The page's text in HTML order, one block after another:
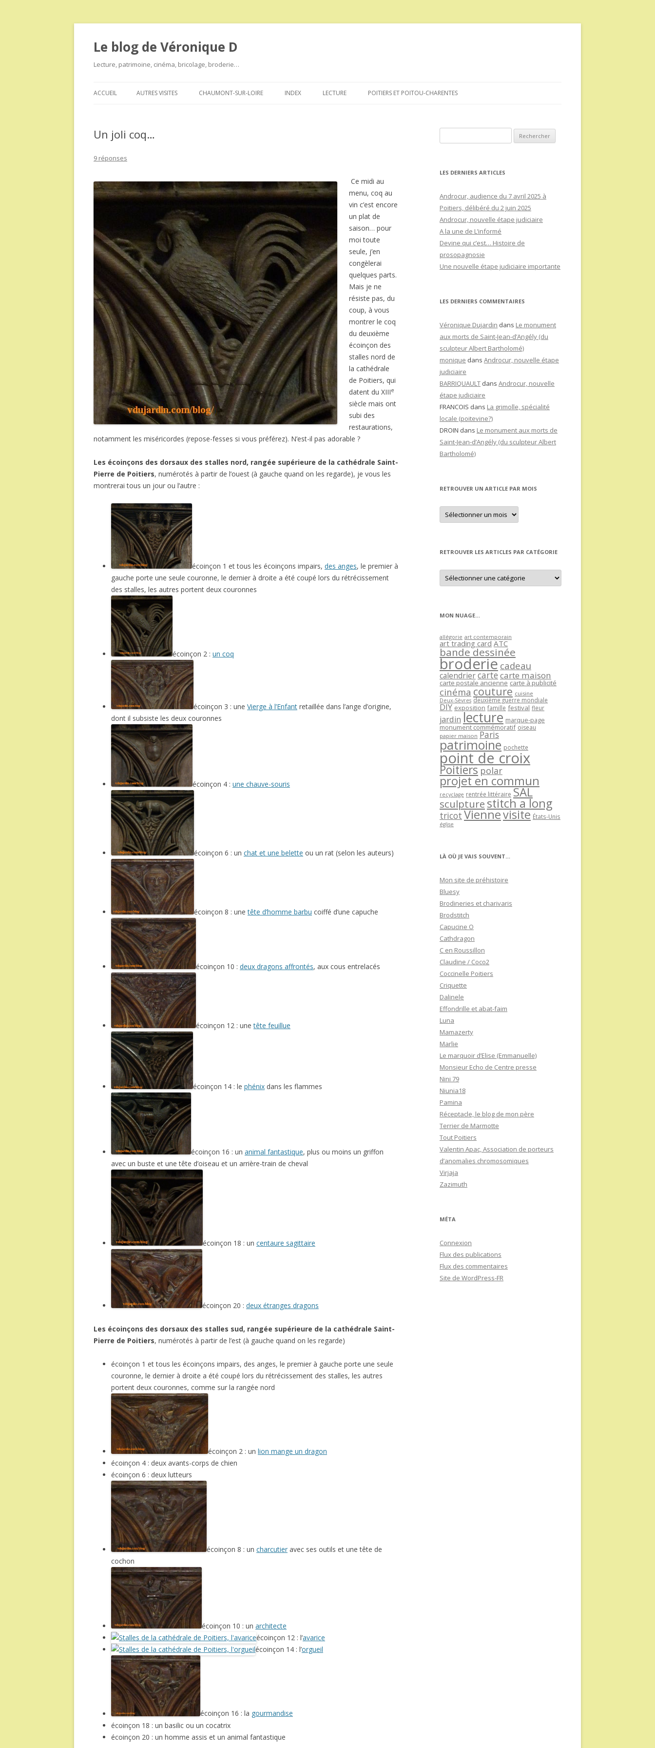
Le blog de Véronique D
Lecture, patrimoine, cinéma, bricolage, broderie…
au
ACCUEIL AUTRES VISITES CHAUMONT-SUR-LOIRE INDEX LECTURE POITIERS ET POITOU-CHARENTES
Un joli coq…
9 réponses
Ce midi au
menu, coq au
vin c’est encore
un plat de
saison… pour
moi toute
seule, j’en
congèlerai
quelques parts.
Mais je ne
résiste pas, du
coup, à vous
montrer le coq
du deuxième
écoinçon des
stalles nord de
la cathédrale
de Poitiers, qui
datent du XIIIe
siècle mais ont
subi des
restaurations,
notamment les miséricordes (repose-fesses si vous préférez). N’est-il pas adorable ?
Les écoinçons des dorsaux des stalles nord, rangée supérieure de la cathédrale Saint-
Pierre de Poitiers, numérotés à partir de l’ouest (à gauche quand on les regarde), je vous les
montrerai tous un jour ou l’autre :
écoinçon 1 et tous les écoinçons impairs, des anges, le premier à
gauche porte une seule couronne, le dernier à droite a été coupé lors du rétrécissement
des stalles, les autres portent deux couronnes
écoinçon 2 : un coq
écoinçon 3 : une Vierge à l’Enfant retaillée dans l’ange d’origine,
dont il subsiste les deux couronnes
écoinçon 4 : une chauve-souris
écoinçon 6 : un chat et une belette ou un rat (selon les auteurs)
écoinçon 8 : unetête d’homme barbu coiffé d’une capuche
écoinçon 10 : deux dragons affrontés, aux cous entrelacés
écoinçon 12 : unetête feuillue
écoinçon 14 : le phénix dans les flammes
écoinçon 16 : un animal fantastique, plus ou moins un griffon
avec un buste et une tête d’oiseau et un arrière-train de cheval
écoinçon 18 : un centaure sagittaire
écoinçon 20 : deux étranges dragons
Les écoinçons des dorsaux des stalles sud, rangée supérieure de la cathédrale Saint-
Pierre de Poitiers, numérotés à partir de l’est (à gauche quand on les regarde)
écoinçon 1 et tous les écoinçons impairs, des anges, le premier à gauche porte une seule
couronne, le dernier à droite a été coupé lors du rétrécissement des stalles, les autres
portent deux couronnes, comme sur la rangée nord
écoinçon 2 : un lion mange un dragon
écoinçon 4 : deux avants-corps de chien
écoinçon 6 : deux lutteurs
écoinçon 8 : un charcutier avec ses outils et une tête de
cochon
écoinçon 10 : un architecte
écoinçon 12 : l’avarice
écoinçon 14 : l’orgueil
écoinçon 16 : la gourmandise
écoinçon 18 : un basilic ou un cocatrix
écoinçon 20 : un homme assis et un animal fantastique
LES DERNIERS ARTICLES
Androcur, audience du 7 avril 2025 à
Poitiers, délibéré du 2 juin 2025
Androcur, nouvelle étape judiciaire
A la une de L’informé
Devine qui c’est… Histoire de
prosopagnosie
Une nouvelle étape judiciaire importante
LES DERNIERS COMMENTAIRES
Véronique Dujardin dans Le monument
aux morts de Saint-Jean-d’Angély (du
sculpteur Albert Bartholomé)
monique dans Androcur, nouvelle étape
judiciaire
BARRIQUAULT dans Androcur, nouvelle
étape judiciaire
FRANCOIS dans La grimolle, spécialité
locale (poitevine?)
DROIN dans Le monument aux morts de
Saint-Jean-d’Angély (du sculpteur Albert
Bartholomé)
RETROUVER UN ARTICLE PAR MOIS
Retrouver
un
article
RETROUVER LES ARTICLES PAR CATÉGORIE
Retrouver
les
articles
MON NUAGE…
allégorie art contemporain
art trading card ATC
bande dessinée
broderie cadeau
calendriercartecarte maison
carte postale ancienne carte à publicité
cinéma couture cuisine
Deux-Sèvres deuxième guerre mondiale
DIY exposition famille festival fleur
jardin lecture marque-page
monument commémoratif oiseau
papier maison Paris
patrimoine pochette
point de croix
Poitiers polar
projet en commun
recyclage rentrée littéraire SAL
sculpture stitch a long
tricot Viennevisite États-Unis
église
LÀ OÙ JE VAIS SOUVENT…
Mon site de préhistoire
Bluesy
Brodineries et charivaris
Brodstitch
Capucine O
Cathdragon
C en Roussillon
Claudine / Coco2
Coccinelle Poitiers
Criquette
Dalinele
Effondrille et abat-faim
Luna
Mamazerty
Marlie
Le marquoir d’Elise (Emmanuelle)
Monsieur Echo de Centre presse
Nini 79
Niunia18
Pamina
Réceptacle, le blog de mon père
Terrier de Marmotte
Tout Poitiers
Valentin Apac, Association de porteurs
d’anomalies chromosomiques
Virjaja
Zazimuth
MÉTA
Connexion
Flux des publications
Flux des commentaires
Site de WordPress-FR